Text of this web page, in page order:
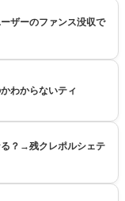
ザーのファンス没収で
わからないティ
？→残クレポルシェテ